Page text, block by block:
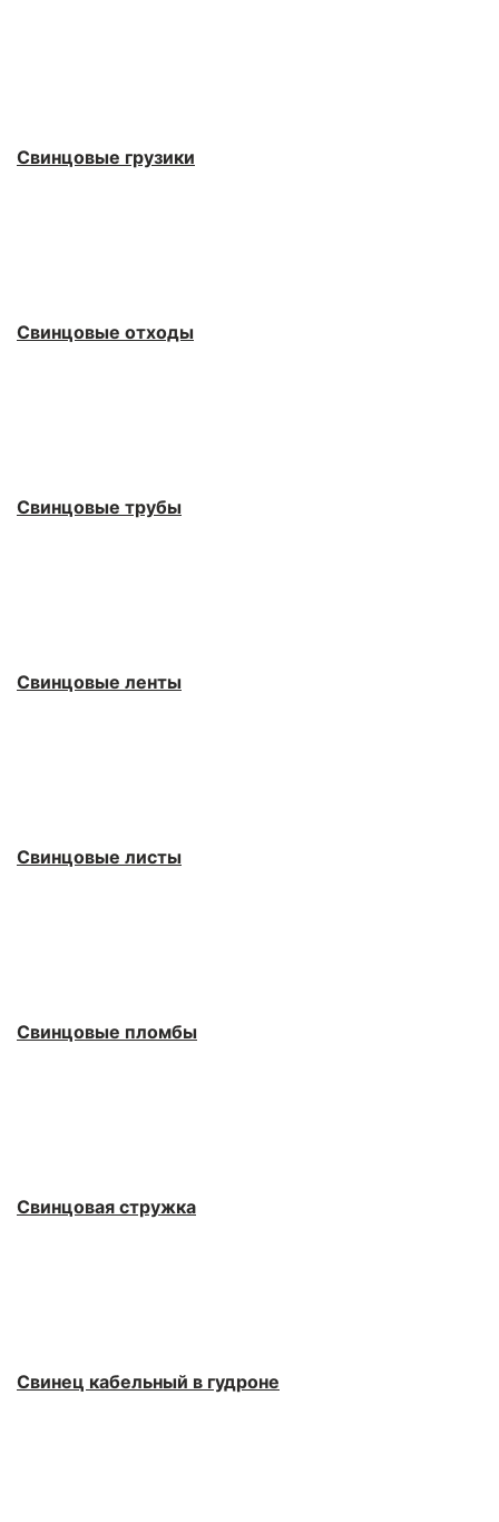
Свинцовые грузики
Свинцовые отходы
Свинцовые трубы
Свинцовые ленты
Свинцовые листы
Свинцовые пломбы
Свинцовая стружка
Свинец кабельный в гудроне